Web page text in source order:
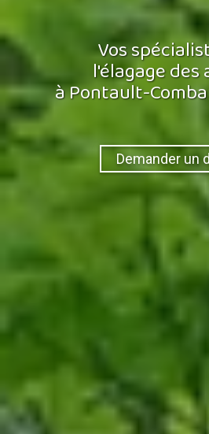
Vos
l'élagage des
à Pontault-
Demander un